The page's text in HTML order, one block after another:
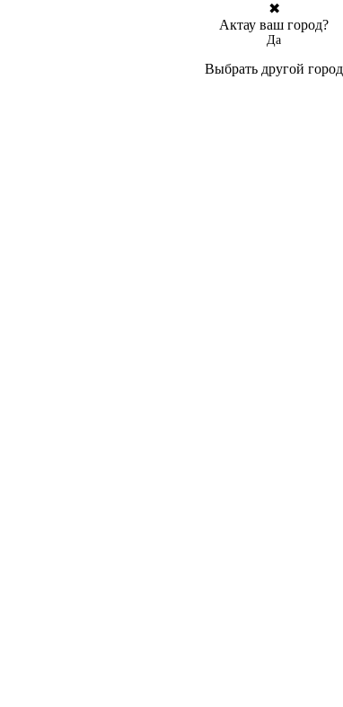
✖
Актау ваш город?
Да
Выбрать другой город